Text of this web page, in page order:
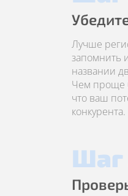
Лучше
запомнить
названии
Чем проще
что ваш
конкурента.
Шаг